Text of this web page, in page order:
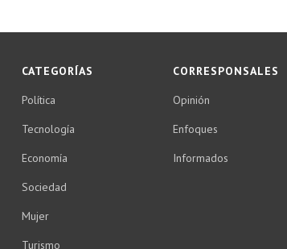
CATEGORÍAS
Política
Tecnología
Economía
Sociedad
Mujer
Turismo
CORRESPONSALES
Opinión
Enfoques
Informados